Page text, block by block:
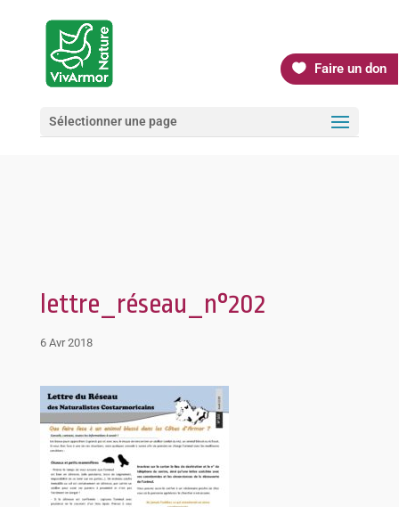
Faire un don
Sélectionner une page
lettre_réseau_n°202
6 Avr 2018